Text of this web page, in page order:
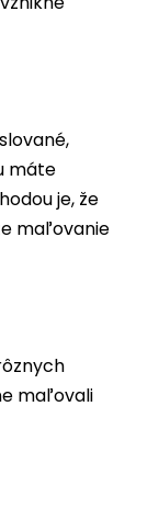
máte
je, že
maľovanie
maľovali